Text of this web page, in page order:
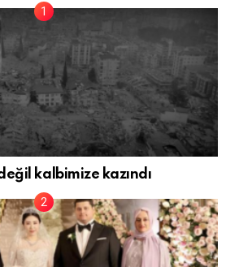
kalbimize kazındı